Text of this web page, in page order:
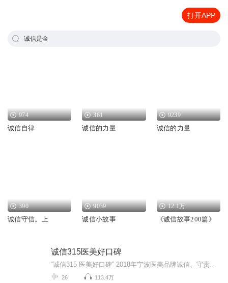
打开APP
诚信是金
974
诚信自律
361
诚信的力量
9239
诚信的力量
390
诚信守信。上
9039
诚信小故事
12.1万
《诚信故事200篇》
诚信315医美好口碑
26 113.4万